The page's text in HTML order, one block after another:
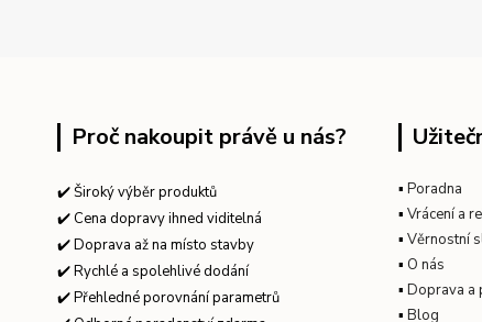
Proč nakoupit právě u nás?
✔️ Široký výběr produktů
✔️ Cena dopravy ihned viditelná
✔️ Doprava až na místo stavby
✔️ Rychlé a spolehlivé dodání
✔️ Přehledné porovnání parametrů
▪ Poradna
▪ Vrácení a
▪ Věrnostní
▪ O nás
▪ Doprava a
▪ Blog